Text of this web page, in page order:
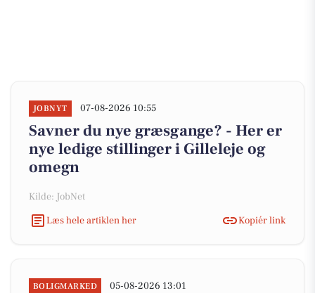
JOBNYT 07-08-2026 10:55
Savner du nye græsgange? - Her er
nye ledige stillinger i Gilleleje og
omegn
Kilde: JobNet
Læs hele artiklen her
Kopiér link
BOLIGMARKED 05-08-2026 13:01